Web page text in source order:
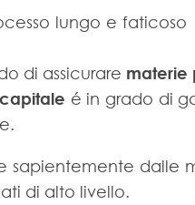
lungo e faticoso
di assicurare materie
é in grado di
dalle
di alto livello.